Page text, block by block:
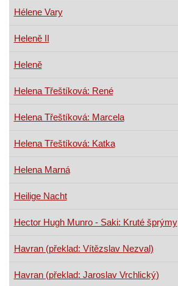
Hélene Vary
Heleně II
Heleně
Helena Třeštíková: René
Helena Třeštíková: Marcela
Helena Třeštíková: Katka
Helena Marná
Heilige Nacht
Hector Hugh Munro - Saki: Kruté šprýmy
Havran (překlad: Vítězslav Nezval)
Havran (překlad: Jaroslav Vrchlický)